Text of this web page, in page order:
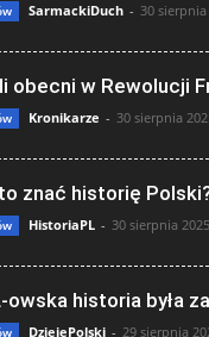
SarmackiDuch - 30 sierpnia
obecni w Rewolucji
Kronikarze - 30 sierpnia
znać historię
HistoriaPL - 30 sierpnia 2025
historia była
DziejePolski - 29 sierpnia